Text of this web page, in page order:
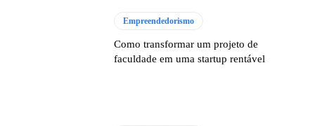
Empreendedorismo
Como transformar um projeto de
faculdade em uma startup rentável